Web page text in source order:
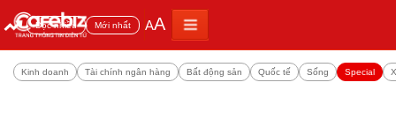
Đọc nhiều Mới nhất AA
Kinh doanh Tài chính ngân hàng Bất động sản Quốc tế Sống Special